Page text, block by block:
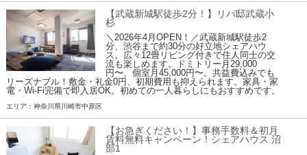
【武蔵新城駅徒歩2分！】リバ邸武蔵小
杉
＼2026年4月OPEN！／武蔵新城駅徒歩2
分、渋谷まで約30分の好立地シェアハウ
ス。広々12畳リビング付きで住人同士の交
流も楽しめます。ドミトリー月29,000
円〜、個室月45,000円〜。共益費込みでも
リーズナブル！敷金・礼金0円、初期費用も抑えられます。家具・家
電・Wi-Fi完備で即入居OK。初めての一人暮らしにもおすすめです。
エリア：神奈川県川崎市中原区
【お急ぎください！】事務手数料＆初月
賃料無料キャンペーン！シェアハウス 沼
部1